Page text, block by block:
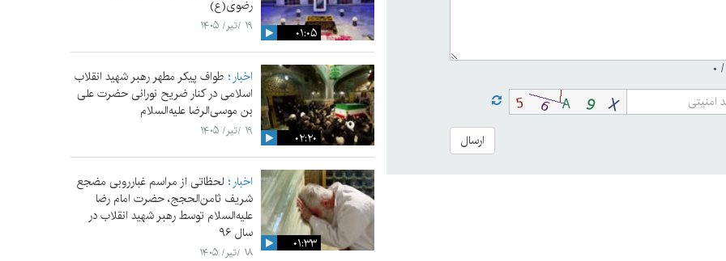
۰
ارسال
۰۱:۰۵
رضوی(ع)
۱۹ /تیر/ ۱۴۰۵
۰۲:۲۰
اخبار طواف پیکر مطهر رهبر شهید انقلاب
اسلامی در کنار ضریح نورانی حضرت علی‌
بن موسی‌الرضا علیه‌السلام
۱۹ /تیر/ ۱۴۰۵
۰۱:۳۳
اخبار لحظاتی از مراسم غبارروبی مضجع
شریف ثامن‌الحجج، حضرت امام رضا
علیه‌السلام توسط رهبر شهید انقلاب در
سال ۹۶
۱۸ /تیر/ ۱۴۰۵